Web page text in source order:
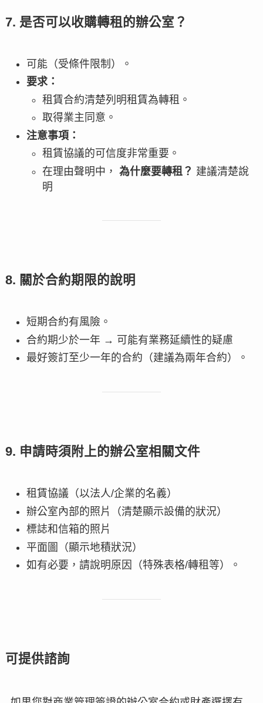
7. 是否可以收購轉租的辦公室？
可能（受條件限制）。
要求：
租賃合約清楚列明租賃為轉租。
取得業主同意。
注意事項：
租賃協議的可信度非常重要。
在理由聲明中， 為什麼要轉租？ 建議清楚說
明
8. 關於合約期限的說明
短期合約有風險。
合約期少於一年 → 可能有業務延續性的疑慮
最好簽訂至少一年的合約（建議為兩年合約）。
9. 申請時須附上的辦公室相關文件
租賃協議（以法人/企業的名義）
辦公室內部的照片（清楚顯示設備的狀況）
標誌和信箱的照片
平面圖（顯示地積狀況）
如有必要，請說明原因（特殊表格/轉租等）。
可提供諮詢